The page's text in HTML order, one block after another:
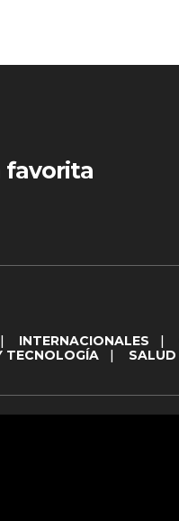
favorita
INTERNACIONALES
TECNOLOGÍA| SALUD